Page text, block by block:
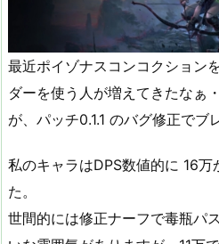
最近ポイゾナスコンコクション
ダーを使う人が増えてきたなぁ
が、パッチ0.1.1 のバグ修正でブ
私のキャラはDPS数値的に 16万
た。
世間的には修正ナーフで毒瓶パ